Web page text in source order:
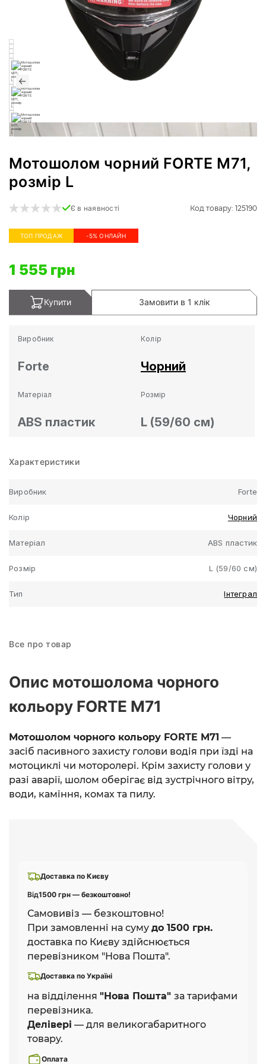
Мотошолом чорний FORTE M71,
розмір L
Є в наявності Код товару: 125190
ТОП ПРОДАЖ -5% ОНЛАЙН
1 555 грн
Купити Замовити в 1 клік
Виробник
Forte
Колір
Чорний
Матеріал
ABS пластик
Розмір
L (59/60 см)
Характеристики
Виробник Forte
Колір Чорний
Матеріал ABS пластик
Розмір L (59/60 см)
Тип Інтеграл
Доставка по Києву
Від1500 грн — безкоштовно!
Самовивіз — безкоштовно!
При замовленні на суму до 1500 грн.
доставка по Києву здійснюється
перевізником "Нова Пошта".
Доставка по Україні
на відділення "Нова Пошта" за тарифами
перевізника.
Делівері — для великогабаритного
товару.
Оплата
Все про товар
Опис мотошолома чорного
кольору FORTE M71
Мотошолом чорного кольору FORTE M71 —
засіб пасивного захисту голови водія при їзді на
мотоциклі чи моторолері. Крім захисту голови у
разі аварії, шолом оберігає від зустрічного вітру,
води, каміння, комах та пилу.